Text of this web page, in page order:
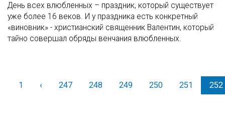
День всех влюбленных – праздник, который существует
уже более 16 веков. И у праздника есть конкретный
«виновник» - христианский священник Валентин, который
тайно совершал обряды венчания влюбленных.
1 ‹Назад247 248 249 250 251 252